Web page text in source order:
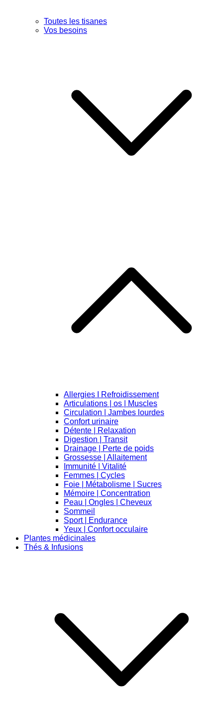
Toutes les tisanes
Vos besoins
Allergies I Refroidissement
Articulations | os | Muscles
Circulation | Jambes lourdes
Confort urinaire
Détente | Relaxation
Digestion | Transit
Drainage | Perte de poids
Grossesse | Allaitement
Immunité | Vitalité
Femmes | Cycles
Foie | Métabolisme | Sucres
Mémoire | Concentration
Peau | Ongles | Cheveux
Sommeil
Sport | Endurance
Yeux | Confort occulaire
Plantes médicinales
Thés & Infusions